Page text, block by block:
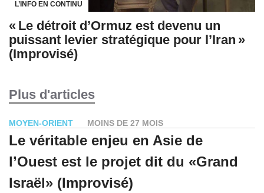
L’INFO EN CONTINU
« Le détroit d’Ormuz est devenu un
puissant levier stratégique pour l’Iran »
(Improvisé)
Plus d'articles
MOYEN-ORIENT MOINS DE 27 MOIS
Le véritable enjeu en Asie de
l’Ouest est le projet dit du «Grand
Israël» (Improvisé)